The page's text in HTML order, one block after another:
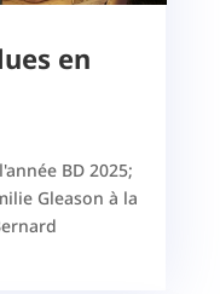
en
BD 2025;
Gleason à la